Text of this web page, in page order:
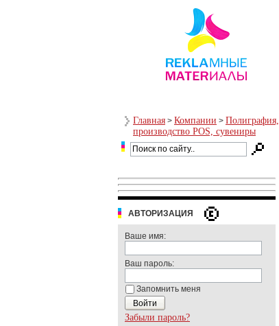
Главная > Компании > Полиграфия,
производство POS, сувениры
АВТОРИЗАЦИЯ
Ваше имя:
Ваш пароль:
Запомнить меня
Забыли пароль?